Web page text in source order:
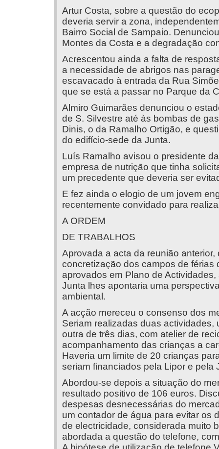
Artur Costa, sobre a questão do
deveria servir a zona,
Bairro Social de Sampaio.
Montes da Costa e a degradação
Acrescentou ainda a falta de
a necessidade de abrigos nas
escavacado à entrada da Rua
que se está a passar no Parque da
Almiro Guimarães denunciou o
de S. Silvestre até às bombas de
Dinis, o da Ramalho Ortigão, e
do edifício-sede da Junta.
Luís Ramalho avisou o presidente
empresa de nutrição que tinha
um precedente que deveria ser
E fez ainda o elogio de um jovem
recentemente convidado para
A ORDEM
DE TRABALHOS
Aprovada a acta da reunião anterior,
concretização dos campos de férias
aprovados em Plano de
Junta lhes apontaria uma
ambiental.
A acção mereceu o consenso dos
Seriam realizadas duas actividades,
outra de três dias, com atelier de
acompanhamento das crianças a
Haveria um limite de 20 crianças
seriam financiados pela Lipor e pela
Abordou-se depois a situação do
resultado positivo de 106 euros.
despesas desnecessárias do
um contador de água para evitar os
de electricidade, considerada muito
abordada a questão do telefone,